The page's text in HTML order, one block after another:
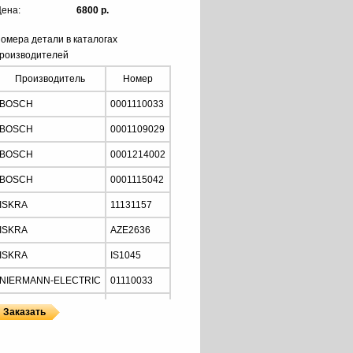
6800 р.
детали в каталогах
Производитель Номер
BOSCH 0001110033
BOSCH 0001109029
BOSCH 0001214002
BOSCH 0001115042
ISKRA 11131157
ISKRA AZE2636
ISKRA IS1045
NIERMANN-ELECTRIC 01110033